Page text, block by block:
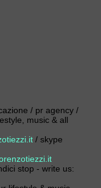
/ pr agency /
music & all
/ skype
stop - write us: